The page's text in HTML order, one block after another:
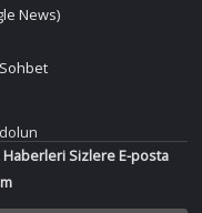
News)
Sizlere E-posta